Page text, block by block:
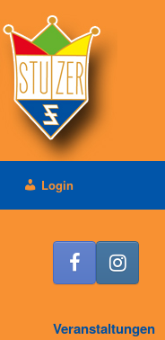
Login
Veranstaltungen